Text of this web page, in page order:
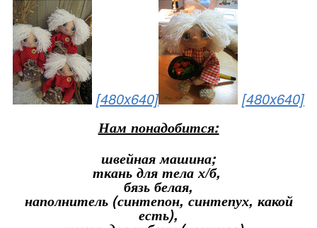
[480x640] [480x640]
Нам понадобится:
швейная машина;
ткань для тела х/б,
бязь белая,
наполнитель (синтепон, синтепух, какой
есть),